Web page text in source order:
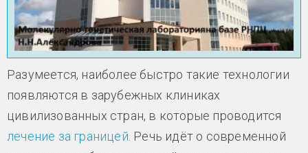
Разумеется, наиболее быстро такие технологии
появляются в зарубежных клиниках
цивилизованных стран, в которые проводится
лечение за границей . Речь идёт о современной